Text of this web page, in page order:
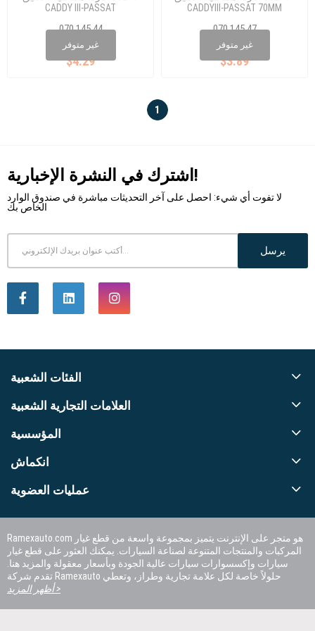
غير متوفر
CADDY III-PASSAT
070 145 44
$4.29
1K0 412 303 M غير متوفر
CADDYIII-PASSAT 70MM
070 145 47
$3.89
1K0 412 303B
1
اشترك في النشرة الإخبارية!
لا تفوت أي شيء: احصل على آخر التحديثات مباشرة في صندوق الوارد
الخاص بك
يرسل
الفئات الشعبية
العلامات التجارية الشعبية
المؤسسية
انكماش
عمليات العضوية
Ramexauto.com هو متجر على الإنترنت يتميز بمجموعة واسعة من قطع غيار
المركبات والمنتجات المتنوعة لصناعة السيارات. يمكنك العثور على قطع غيار
سيارات وإكسسوارات سيارات عالية الجودة وبأسعار معقولة والمزيد هنا.
تقدم شركة Ramexauto حلولاً خاصة لكل علامة تجارية وطراز، وتعطي
أظهر المزيد >